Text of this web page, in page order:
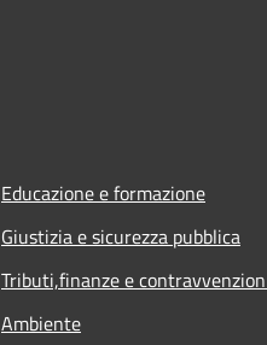
Educazione e formazione
Giustizia e sicurezza pubblica
Tributi,finanze e
Ambiente